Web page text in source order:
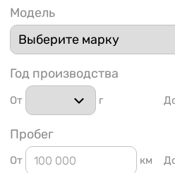
91
Модель
Год производства
От г
Пробег
От км